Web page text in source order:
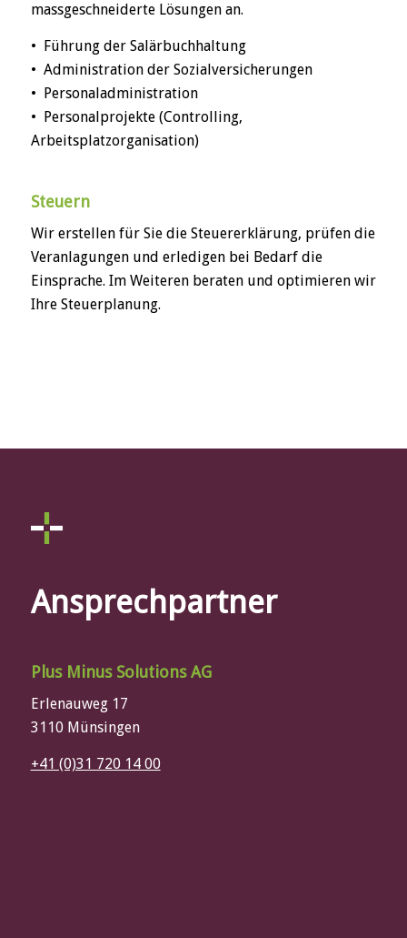
massgeschneiderte Lösungen an.
• Führung der Salärbuchhaltung
• Administration der Sozialversicherungen
• Personaladministration
• Personalprojekte (Controlling,
Arbeitsplatzorganisation)
Steuern
Wir erstellen für Sie die Steuererklärung, prüfen die
Veranlagungen und erledigen bei Bedarf die
Einsprache. Im Weiteren beraten und optimieren wir
Ihre Steuerplanung.
Ansprechpartner
Plus Minus Solutions AG
Erlenauweg 17
3110 Münsingen
+41 (0)31 720 14 00